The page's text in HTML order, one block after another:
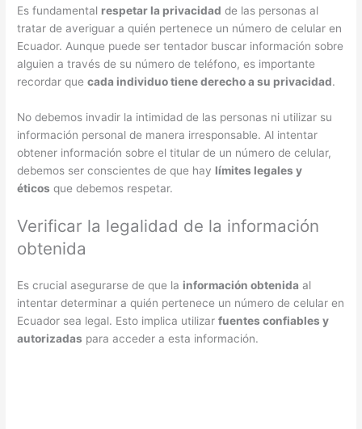
Es fundamental respetar la privacidad de las personas al
tratar de averiguar a quién pertenece un número de celular en
Ecuador. Aunque puede ser tentador buscar información sobre
alguien a través de su número de teléfono, es importante
recordar quecada individuo tiene derecho a su privacidad.
No debemos invadir la intimidad de las personas ni utilizar su
información personal de manera irresponsable. Al intentar
obtener información sobre el titular de un número de celular,
debemos ser conscientes de que hay límites legales y
éticos que debemos respetar.
Verificar la legalidad de la información
obtenida
Es crucial asegurarse de que la información obtenida al
intentar determinar a quién pertenece un número de celular en
Ecuador sea legal. Esto implica utilizarfuentes confiables y
autorizadas para acceder a esta información.